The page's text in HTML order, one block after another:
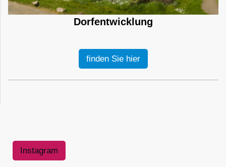
Dorfentwicklung
finden Sie hier
Instagram